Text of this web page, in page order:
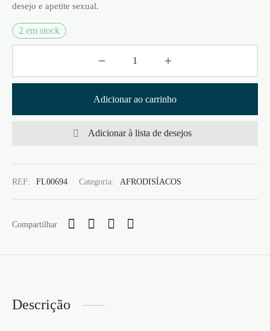
desejo e apetite sexual.
2 em stock
Adicionar ao carrinho
Adicionar à lista de desejos
REF: FL00694 Categoria: AFRODISÍACOS
Compartilhar
Descrição